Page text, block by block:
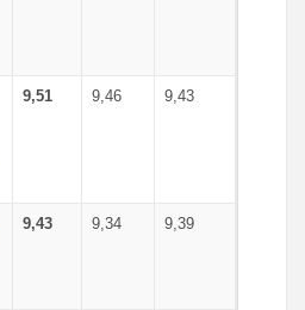
9,51 9,46 9,43
9,43 9,34 9,39